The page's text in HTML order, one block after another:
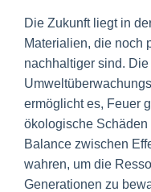
Die Zukunft liegt in
Materialien, die noch
nachhaltiger sind.
ermöglicht es, Feuer
ökologische
Balance zwischen
wahren, um die
Generationen zu